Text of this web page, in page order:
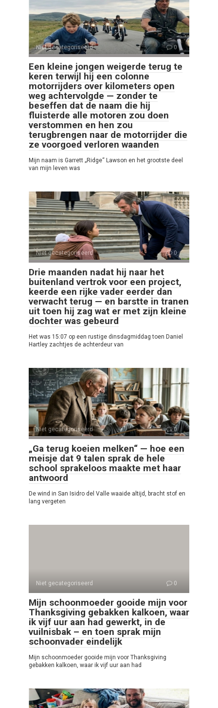
Niet gecategoriseerd 0
Een kleine jongen weigerde terug te
keren terwijl hij een colonne
motorrijders over kilometers open
weg achtervolgde — zonder te
beseffen dat de naam die hij
fluisterde alle motoren zou doen
verstommen en hen zou
terugbrengen naar de motorrijder die
ze voorgoed verloren waanden
Mijn naam is Garrett „Ridge“ Lawson en het grootste deel
van mijn leven was
Niet gecategoriseerd 0
Drie maanden nadat hij naar het
buitenland vertrok voor een project,
keerde een rijke vader eerder dan
verwacht terug — en barstte in tranen
uit toen hij zag wat er met zijn kleine
dochter was gebeurd
Het was 15:07 op een rustige dinsdagmiddag toen Daniel
Hartley zachtjes de achterdeur van
Niet gecategoriseerd 0
„Ga terug koeien melken“ — hoe een
meisje dat 9 talen sprak de hele
school sprakeloos maakte met haar
antwoord
De wind in San Isidro del Valle waaide altijd, bracht stof en
lang vergeten
Niet gecategoriseerd 0
Mijn schoonmoeder gooide mijn voor
Thanksgiving gebakken kalkoen, waar
ik vijf uur aan had gewerkt, in de
vuilnisbak – en toen sprak mijn
schoonvader eindelijk
Mijn schoonmoeder gooide mijn voor Thanksgiving
gebakken kalkoen, waar ik vijf uur aan had